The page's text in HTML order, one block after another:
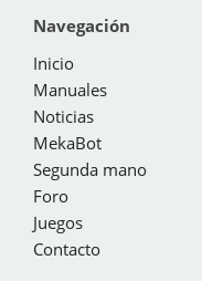
Navegación
Inicio
Manuales
Noticias
MekaBot
Segunda mano
Foro
Juegos
Contacto